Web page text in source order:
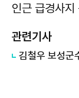
인근 급경사
관련기사
김철우 보성군